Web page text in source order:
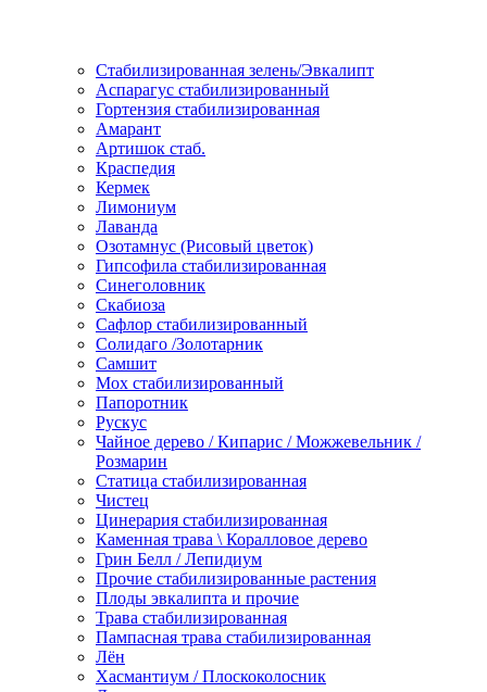
Стабилизированная зелень/Эвкалипт
Аспарагус стабилизированный
Гортензия стабилизированная
Амарант
Артишок стаб.
Краспедия
Кермек
Лимониум
Лаванда
Озотамнус (Рисовый цветок)
Гипсофила стабилизированная
Синеголовник
Скабиоза
Сафлор стабилизированный
Солидаго /Золотарник
Самшит
Мох стабилизированный
Папоротник
Рускус
Чайное дерево / Кипарис / Можжевельник /
Розмарин
Статица стабилизированная
Чистец
Цинерария стабилизированная
Каменная трава \ Коралловое дерево
Грин Белл / Лепидиум
Прочие стабилизированные растения
Плоды эвкалипта и прочие
Трава стабилизированная
Пампасная трава стабилизированная
Лён
Хасмантиум / Плоскоколосник